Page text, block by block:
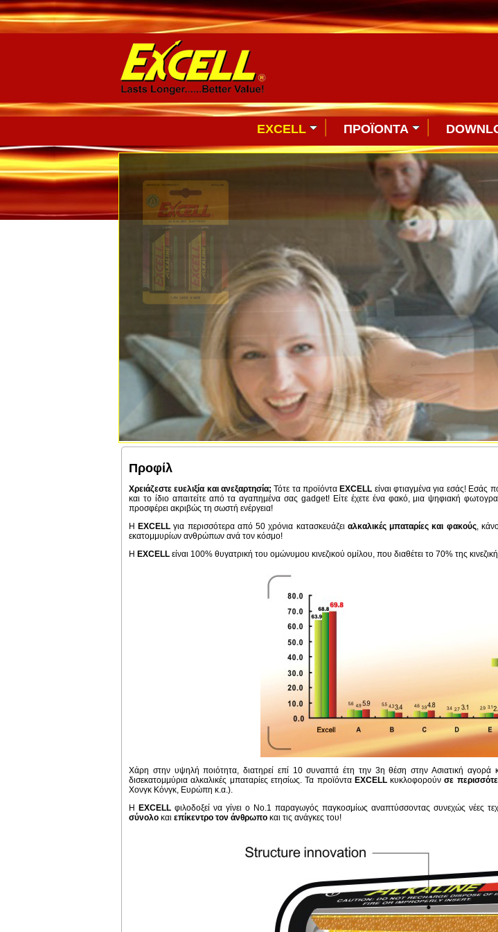
EXCELL ΠΡΟΪΟΝΤΑ
Προφίλ
Χρειάζεστε ευελιξία και ανεξαρτησία; Τότε τα προϊόντα EXCELL είναι φτιαγμένα για εσάς! Εσάς
και το ίδιο απαιτείτε από τα αγαπημένα σας gadget! Είτε έχετε ένα φακό, μια ψηφιακή
προσφέρει ακριβώς τη σωστή ενέργεια!
H EXCELL για περισσότερα από 50 χρόνια κατασκευάζει αλκαλικές μπαταρίες και φακούς,
εκατομμυρίων ανθρώπων ανά τον κόσμο!
Η EXCELL είναι 100% θυγατρική του ομώνυμου κινεζικού ομίλου, που διαθέτει το 70% της
Χάρη στην υψηλή ποιότητα, διατηρεί επί 10 συναπτά έτη την 3η θέση στην Ασιατική
δισεκατομμύρια αλκαλικές μπαταρίες ετησίως. Τα προϊόντα EXCELLκυκλοφορούνσε
Χονγκ Κόνγκ, Ευρώπη κ.α.).
Η
EXCELL φιλοδοξεί να γίνει ο Νο.1 παραγωγός παγκοσμίως αναπτύσσοντας συνεχώς νέες
σύνολο και επίκεντρο τον άνθρωπο και τις ανάγκες του!